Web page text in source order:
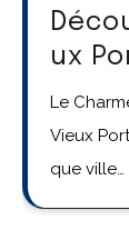
ux
Le
Vieux
que ville…